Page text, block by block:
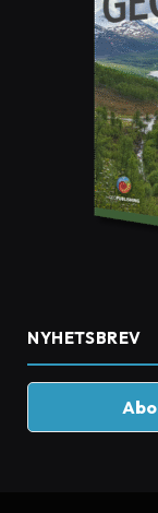
NYHETSBREV